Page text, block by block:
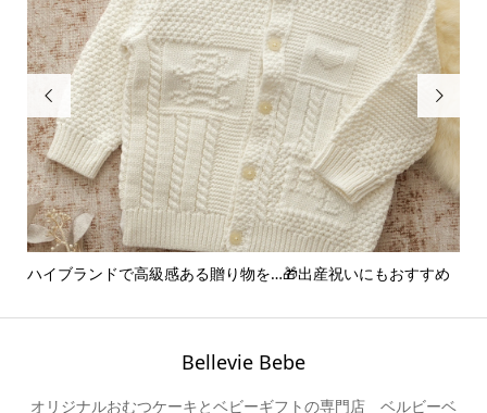

ハイブランドで高級感ある贈り物を…🎁出産祝いにもおすすめ

Bellevie Bebe
オリジナルおむつケーキとベビーギフトの専門店 ベルビーベ